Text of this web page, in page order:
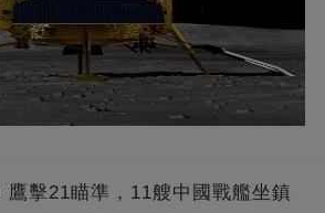
鷹擊21瞄準，11艘中國戰艦坐鎮